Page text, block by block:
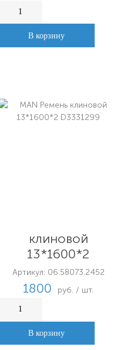
В корзину
клиновой
13*1600*2
D3331299
Артикул: 06.58073.2452
1800 руб. / шт.
В корзину